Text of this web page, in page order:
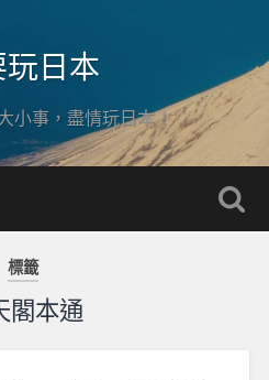
日本
小事，盡情玩日本！
標籤
閣本通